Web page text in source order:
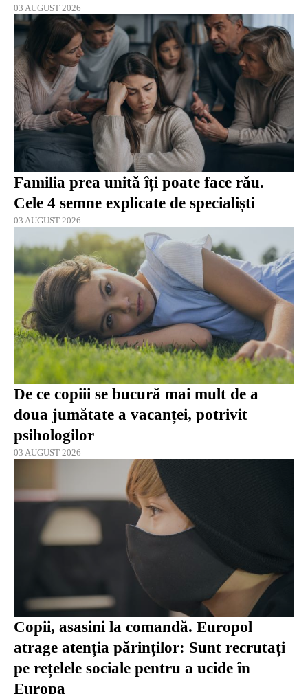
03 AUGUST 2026
Familia prea unită îți poate face rău.
Cele 4 semne explicate de specialiști
03 AUGUST 2026
De ce copiii se bucură mai mult de a
doua jumătate a vacanței, potrivit
psihologilor
03 AUGUST 2026
Copii, asasini la comandă. Europol
atrage atenția părinților: Sunt recrutați
pe rețelele sociale pentru a ucide în
Europa